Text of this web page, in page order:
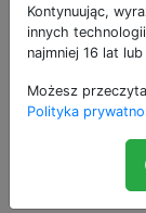
13
Na
w
Kontynuując,
innych
najmniej 16 lat
Możesz
Polityka